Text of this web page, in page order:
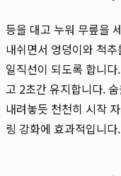
등을 대고 누워 무릎을
내쉬면서 엉덩이와 척
일직선이 되도록 합니
고 2초간 유지합니다.
내려놓듯 천천히 시작
링 강화에 효과적입니다.